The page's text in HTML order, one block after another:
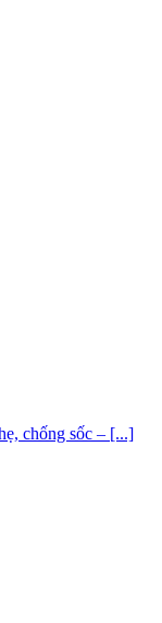
chống sốc – [...]